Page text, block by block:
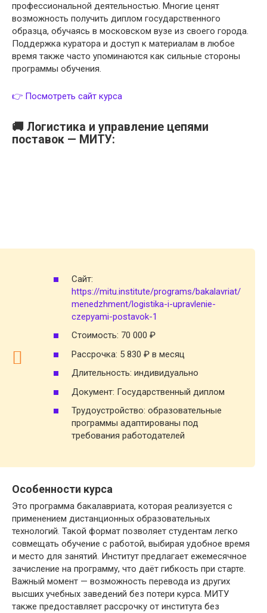
профессиональной деятельностью. Многие ценят
возможность получить диплом государственного
образца, обучаясь в московском вузе из своего города.
Поддержка куратора и доступ к материалам в любое
время также часто упоминаются как сильные стороны
программы обучения.
👉 Посмотреть сайт курса
🚚 Логистика и управление цепями
поставок — МИТУ:
Сайт:
https://mitu.institute/programs/bakalavriat/
menedzhment/logistika-i-upravlenie-
czepyami-postavok-1
Стоимость: 70 000 ₽
Рассрочка: 5 830 ₽ в месяц
Длительность: индивидуально
Документ: Государственный диплом
Трудоустройство: образовательные
программы адаптированы под
требования работодателей
Особенности курса
Это программа бакалавриата, которая реализуется с
применением дистанционных образовательных
технологий. Такой формат позволяет студентам легко
совмещать обучение с работой, выбирая удобное время
и место для занятий. Институт предлагает ежемесячное
зачисление на программу, что даёт гибкость при старте.
Важный момент — возможность перевода из других
высших учебных заведений без потери курса. МИТУ
также предоставляет рассрочку от института без